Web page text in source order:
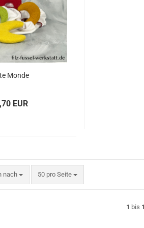
Monde
EUR
nach
nach 50 pro Seite
pro Seite
1 bis 1